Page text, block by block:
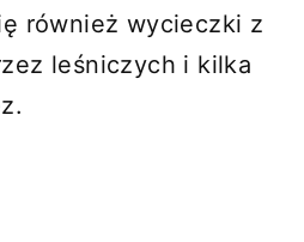
również wycieczki z
leśniczych i kilka